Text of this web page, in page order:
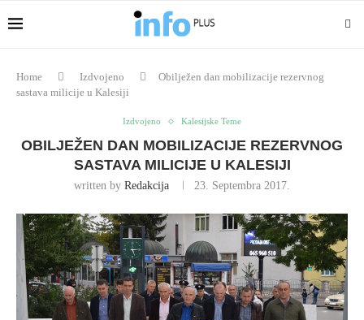
Home Izdvojeno
Obilježen dan mobilizacije rezervnog
sastava milicije u Kalesiji
Izdvojeno Kalesijske Teme
OBILJEŽEN DAN MOBILIZACIJE REZERVNOG
SASTAVA MILICIJE U KALESIJI
written by Redakcija 23. Septembra 2017.